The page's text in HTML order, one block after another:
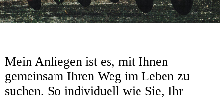
Mein Anliegen ist es, mit Ihnen
gemeinsam Ihren Weg im Leben zu
suchen. So individuell wie Sie, Ihr